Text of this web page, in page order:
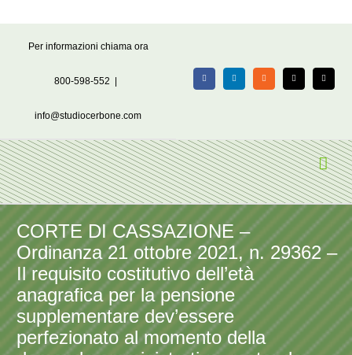
Per informazioni chiama ora
800-598-552
info@studiocerbone.com
FacebookLinkedIn Rss X Email
CORTE DI CASSAZIONE –
Ordinanza 21 ottobre 2021, n. 29362 –
Il requisito costitutivo dell’età
anagrafica per la pensione
supplementare dev’essere
perfezionato al momento della